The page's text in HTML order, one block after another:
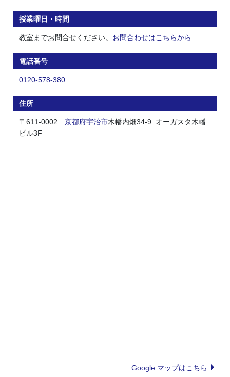
授業曜日・時間
教室までお問合せください。 お問合わせはこちらから
電話番号
0120-578-380
住所
〒611-0002 京都府宇治市木幡内畑34-9 オーガスタ木幡
ビル3F
Google マップはこちら